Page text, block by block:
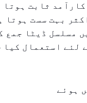
کارآمد ثابت ہوتا
بہت سست ہوتا
مسلسل ڈیٹا جمع
لئے استعمال کیا
ہوئے